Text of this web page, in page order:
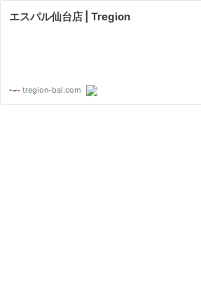
エスパル仙台店 | Tregion
tregion-bal.com